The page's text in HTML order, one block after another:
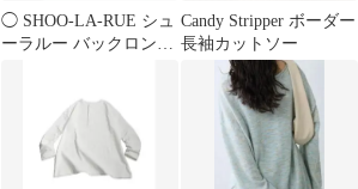
◯ SHOO-LA-RUE シュ
ーラルー バックロング
Candy Stripper ボーダー
長袖カットソー